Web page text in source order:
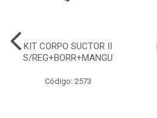
KIT CORPO SUCTOR II
S/REG+BORR+MANGU
Código: 2573